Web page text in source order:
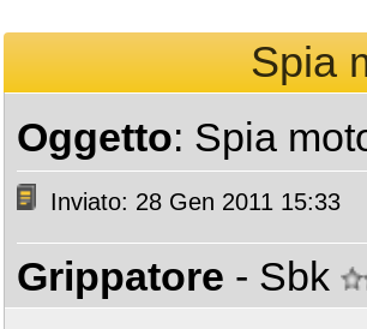
Spia
Oggetto: Spia
Inviato: 28 Gen 2011 15:33
Grippatore - Sbk